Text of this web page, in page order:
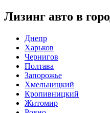
Лизинг авто в
Днепр
Харьков
Чернигов
Полтава
Запорожье
Хмельницкий
Кропивницкий
Житомир